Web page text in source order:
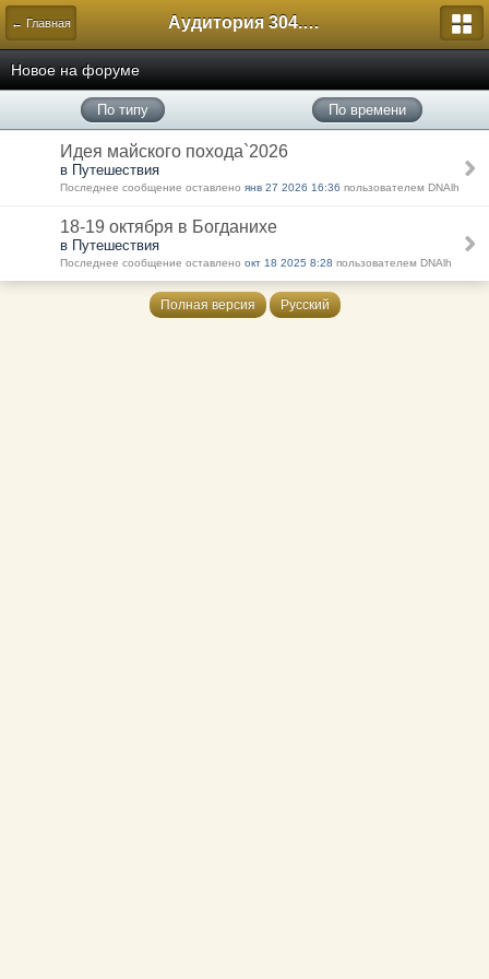
← Главная Аудитория 304. История России
Новое на форуме
По типу По времени
Идея майского похода`2026
в Путешествия
Последнее сообщение оставлено янв 27 2026 16:36 пользователем DNAlh
18-19 октября в Богданихе
в Путешествия
Последнее сообщение оставлено окт 18 2025 8:28 пользователем DNAlh
Полная версия Русский